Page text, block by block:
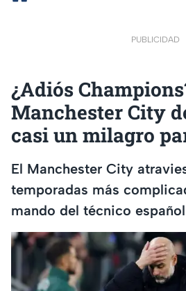
PUBLICIDAD
¿Adiós
Manchester City
casi un milagro
El Manchester City
temporadas más
mando del técnico